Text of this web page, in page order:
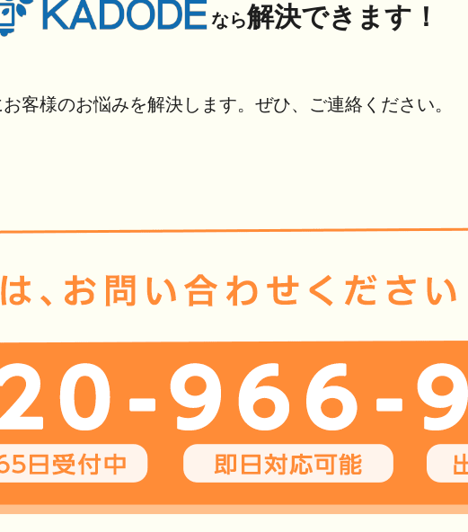
なら解決できます！
客様のお悩みを解決します。ぜひ、ご連絡ください。